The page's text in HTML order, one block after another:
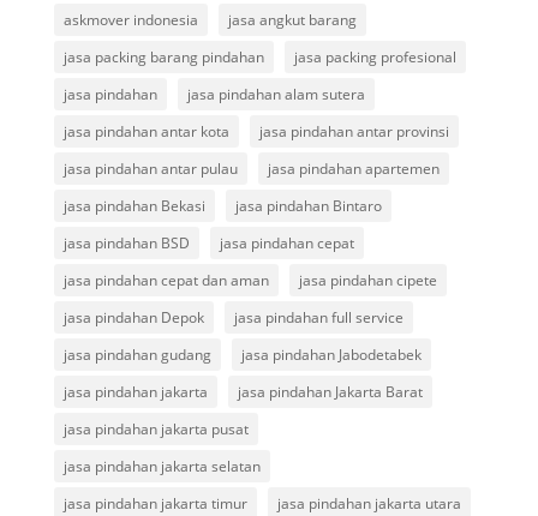
askmover indonesia
jasa angkut barang
jasa packing barang pindahan
jasa packing profesional
jasa pindahan
jasa pindahan alam sutera
jasa pindahan antar kota
jasa pindahan antar provinsi
jasa pindahan antar pulau
jasa pindahan apartemen
jasa pindahan Bekasi
jasa pindahan Bintaro
jasa pindahan BSD
jasa pindahan cepat
jasa pindahan cepat dan aman
jasa pindahan cipete
jasa pindahan Depok
jasa pindahan full service
jasa pindahan gudang
jasa pindahan Jabodetabek
jasa pindahan jakarta
jasa pindahan Jakarta Barat
jasa pindahan jakarta pusat
jasa pindahan jakarta selatan
jasa pindahan jakarta timur
jasa pindahan jakarta utara